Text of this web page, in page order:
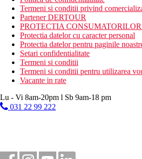
Termeni si conditii privind
Partener DERTOUR
PROTECTIA CONSUMATORILOR
Protectia datelor cu caracter personal
Protectia datelor pentru paginile
Setari confidentialitate
Termeni si conditii
Termeni si conditii pentru utilizarea
Vacante in rate
Lu - Vi 8am-20pm l Sb 9am-18 pm
031 22 99 222